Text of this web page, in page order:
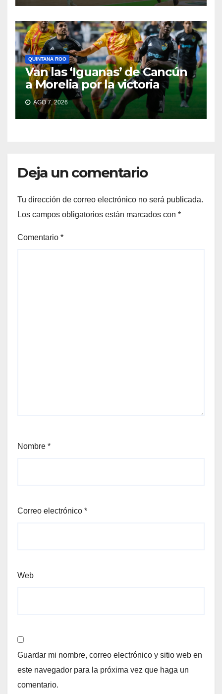
QUINTANA ROO
Van las ‘Iguanas’ de Cancún
a Morelia por la victoria
AGO 7, 2026
Deja un comentario
Tu dirección de correo electrónico no será publicada.
Los campos obligatorios están marcados con *
Comentario *
Nombre *
Correo electrónico *
Web
Guardar mi nombre, correo electrónico y sitio web en
este navegador para la próxima vez que haga un
comentario.